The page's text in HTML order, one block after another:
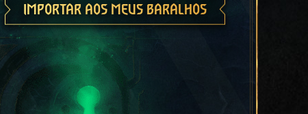
IMPORTAR AOS MEUS BARALHOS